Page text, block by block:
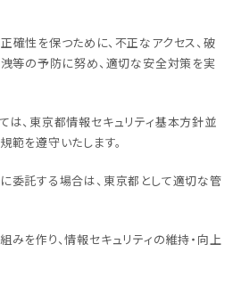
性を保つために、不正なアクセス、破
等の予防に努め、適切な安全対策を実
は、東京都情報セキュリティ基本方針並
を遵守いたします。
委託する場合は、東京都として適切な管
を作り、情報セキュリティの維持・向上